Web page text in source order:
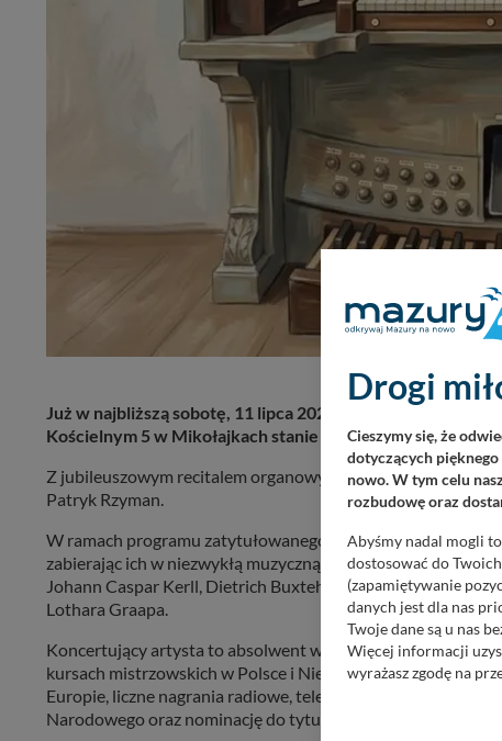
Już w najbliższą sobotę, 11 lipca 2026 roku o godzinie
Kościelnym 5 w Mikołajkach stanie się miejscem
Z jubileuszowym recitalem organowym z okazji 20-lecia
Patryk Rzyman.
W ramach programu zatytułowanego „VARIATIONEN”
zabierając ich w niezwykłą muzyczną podróż przez wieki –
Johann Caspar Kerll, Dietrich Buxtehude, Johann
Lothara Graapa.
Koncertujący artysta to absolwent wrocławskiej Akademii
kursach mistrzowskich w Polsce i Niemczech. Bartosz
Europie, liczne nagrania radiowe, telewizyjne i płytowe, a
Narodowego oraz nominację do tytułu Osobowość Roku
Drogi
Cieszymy się, że
dotyczących
nowo. W tym celu
rozbudowę oraz
Abyśmy nadal mogli
dostosować do
(zapamiętywanie
danych jest dla nas
Twoje dane są u nas
Więcej informacji
wyrażasz zgodę na
Wyjątkiem jest